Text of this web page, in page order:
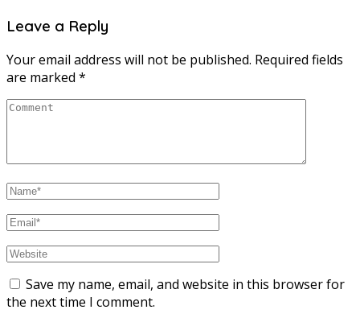
Leave a Reply
Your email address will not be published. Required fields
are marked *
Save my name, email, and website in this browser for
the next time I comment.